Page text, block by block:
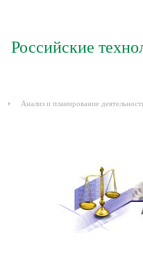
Российские
Анализ и планирование